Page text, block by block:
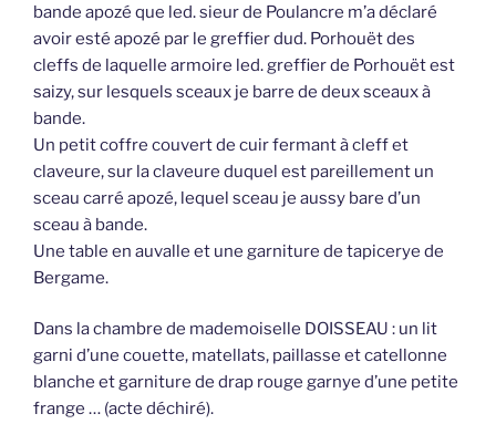
bande apozé que led. sieur de Poulancre m’a déclaré
avoir esté apozé par le greffier dud. Porhouët des
cleffs de laquelle armoire led. greffier de Porhouët est
saizy, sur lesquels sceaux je barre de deux sceaux à
bande.
Un petit coffre couvert de cuir fermant à cleff et
claveure, sur la claveure duquel est pareillement un
sceau carré apozé, lequel sceau je aussy bare d’un
sceau à bande.
Une table en auvalle et une garniture de tapicerye de
Bergame.
Dans la chambre de mademoiselle DOISSEAU : un lit
garni d’une couette, matellats, paillasse et catellonne
blanche et garniture de drap rouge garnye d’une petite
frange … (acte déchiré).